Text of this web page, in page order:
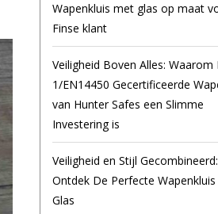
Wapenkluis met glas op maat
Finse klant
Veiligheid Boven Alles: Waarom
1/EN14450 Gecertificeerde
van Hunter Safes een Slimme
Investering is
Veiligheid en Stijl Gecombineerd:
Ontdek De Perfecte
Glas